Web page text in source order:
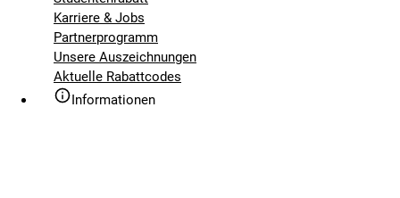
Karriere & Jobs
Partnerprogramm
Unsere Auszeichnungen
Aktuelle Rabattcodes
Informationen